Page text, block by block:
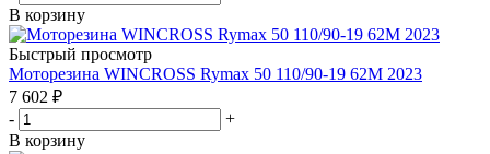
В корзину
Быстрый просмотр
Моторезина WINCROSS Rymax 50 110/90-19 62M 2023
7 602 ₽
-
+
В корзину